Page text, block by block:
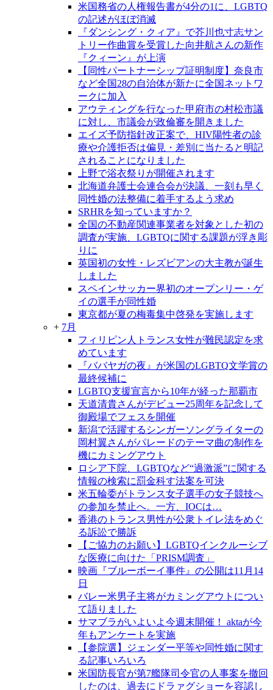
米国務省の人権報告書が4分の1に、LGBTQ
の記述がほぼ消滅
『ダンシング・クィア』で芥川也寸志サン
トリー作曲賞を受賞した向井航さんの新作
『クィーン』が上演
【同性パートナーシップ証明制度】奈良市
など全国28の自治体が新たに全国ネットワ
ークに加入
アウティングを行なった甲府市の村松市議
に対し、市議会が政倫審を開きました
エイズ予防指針改正案で、HIV陽性者の診
療や介護拒否は偏見・差別に当たると明記
されることになりました
上野で浴衣祭りが開催されます
北海道弁護士会連合会が決議、一刻も早く
同性婚の法整備に着手するよう求め
SRHRを知っていますか？
全国の不動産関連事業者を対象とした初の
調査が実施、LGBTQに関する課題が浮き彫
りに
英国初の女性・レズビアンの大主教が誕生
しました
スペインサッカー界初のオープンリー・ゲ
イの選手が同性婚
東京都が夏の梅毒集中啓発を実施します
+ 7月
フィリピン人トランス女性が難民認定を求
めています
『ババヤガの夜』が米国のLGBTQ文学賞の
最終候補に
LGBTQ支援宣言から10年が経った那覇市
天道清貴さんがデビュー25周年を記念して
御殿場でフェスを開催
新潟で活躍するシンガーソングライターの
岡村翼さんがパレードのテーマ曲の制作を
機にカミングアウト
ロシア下院、LGBTQなど“過激派”に関する
情報の検索に罰金科す法案を可決
米五輪委がトランス女子選手の女子競技へ
の参加を禁止へ。一方、IOCは…
香港のトランス男性が公衆トイレ法をめぐ
る訴訟で勝訴
【ご協力のお願い】LGBTQインクルーシブ
な医療に向けた「PRISM調査」
映画『ブルーボーイ事件』の公開は11月14
日
バレー米男子主将がカミングアウトについ
て語りました
サマブラがいよいよ今週末開催！ aktaが今
年もアンケートを実施
【参院選】ジェンダー平等や同性婚に関す
る記事いろいろ
米国防長官が第7艦隊司令官の人事案を撤回
したのは、過去にドラァグショーを容認し